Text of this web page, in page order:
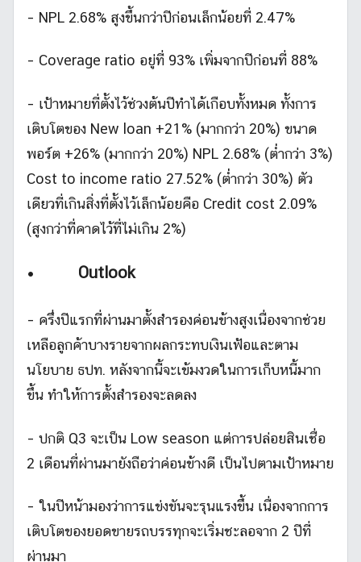
– NPL 2.68% สูงขึ้นกว่าปีก่อนเล็กน้อยที่ 2.47%
– Coverage ratio อยู่ที่ 93% เพิ่มจากปีก่อนที่ 88%
– เป้าหมายที่ตั้งไว้ช่วงต้นปีทำได้เกือบทั้งหมด ทั้งการ
เติบโตของ New loan +21% (มากกว่า 20%) ขนาด
พอร์ต +26% (มากกว่า 20%) NPL 2.68% (ต่ำกว่า 3%)
Cost to income ratio 27.52% (ต่ำกว่า 30%) ตัว
เดียวที่เกินสิ่งที่ตั้งไว้เล็กน้อยคือ Credit cost 2.09%
(สูงกว่าที่คาดไว้ที่ไม่เกิน 2%)
• Outlook
– ครึ่งปีแรกที่ผ่านมาตั้งสำรองค่อนข้างสูงเนื่องจากช่วย
เหลือลูกค้าบางรายจากผลกระทบเงินเฟ้อและตาม
นโยบาย ธปท. หลังจากนี้จะเข้มงวดในการเก็บหนี้มาก
ขึ้น ทำให้การตั้งสำรองจะลดลง
– ปกติ Q3 จะเป็น Low season แต่การปล่อยสินเชื่อ
2 เดือนที่ผ่านมายังถือว่าค่อนข้างดี เป็นไปตามเป้าหมาย
– ในปีหน้ามองว่าการแข่งขันจะรุนแรงขึ้น เนื่องจากการ
เติบโตของยอดขายรถบรรทุกจะเริ่มชะลอจาก 2 ปีที่
ผ่านมา